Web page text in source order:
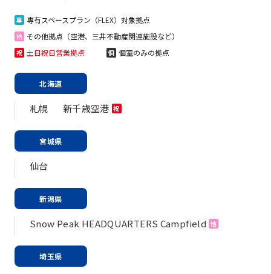
専 専有スペースプラン（FLEX）対象拠点
他 その他拠点（空港、三井不動産関連施設など）
祝 土日祝日営業拠点 個 個室のみの拠点
北海道
札幌 新千歳空港 祝
宮城県
仙台
新潟県
Snow Peak HEADQUARTERS Campfield 他
埼玉県